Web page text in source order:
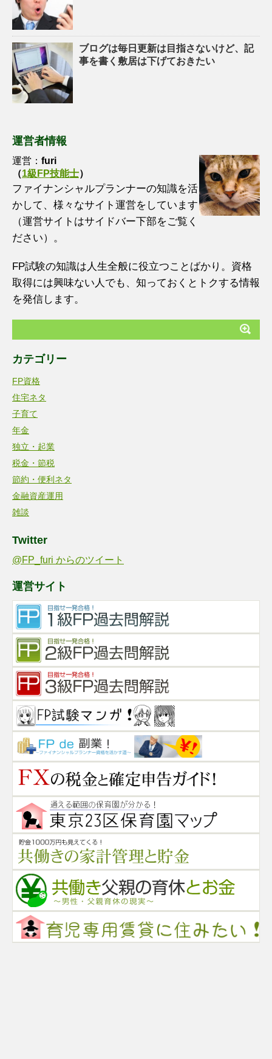
ブログは毎日更新は目指さないけど、記
事を書く敷居は下げておきたい
運営者情報
運営： furi
（1級FP技能士）
ファイナンシャルプランナーの知識を活
かして、様々なサイト運営をしています
（運営サイトはサイドバー下部をご覧く
ださい）。
FP試験の知識は人生全般に役立つことばかり。資格
取得には興味ない人でも、知っておくとトクする情報
を発信します。
カテゴリー
FP資格
住宅ネタ
子育て
年金
独立・起業
税金・節税
節約・便利ネタ
金融資産運用
雑談
Twitter
@FP_furi からのツイート
運営サイト